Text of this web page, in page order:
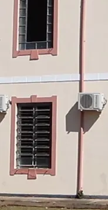
instrumentos e
pedagógicos.
Administrar a
parte dos pais,
alunos.
mesmo sendo
extrema
fomento das
acadêmicas,
culturais dos
Música, Dança e
Instituto Gustav